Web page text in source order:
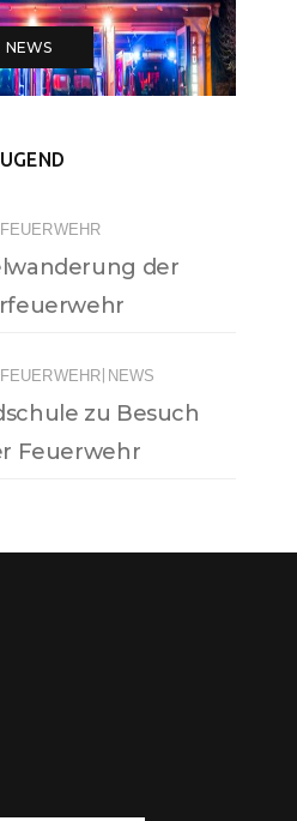
NEWS
der
NEWS
zu Besuch
Feuerwehr